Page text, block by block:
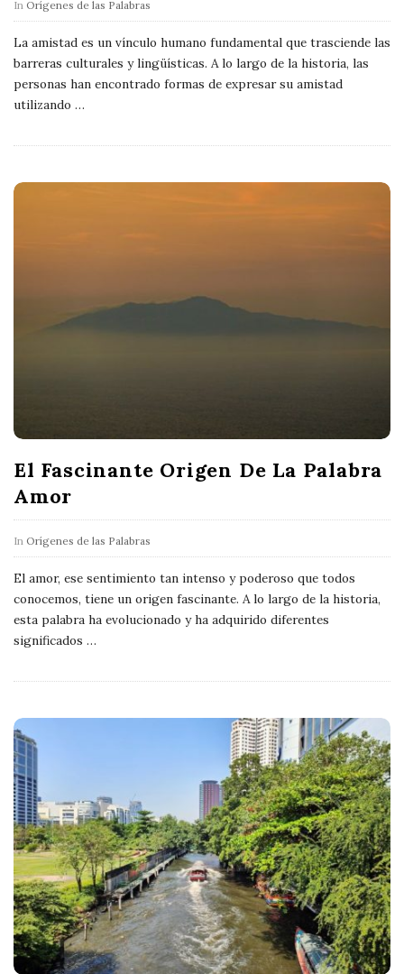
In Orígenes de las Palabras
La amistad es un vínculo humano fundamental que trasciende las
barreras culturales y lingüísticas. A lo largo de la historia, las
personas han encontrado formas de expresar su amistad
utilizando …
El Fascinante Origen De La Palabra
Amor
In Orígenes de las Palabras
El amor, ese sentimiento tan intenso y poderoso que todos
conocemos, tiene un origen fascinante. A lo largo de la historia,
esta palabra ha evolucionado y ha adquirido diferentes
significados …